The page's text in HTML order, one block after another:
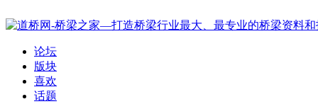
论坛
版块
喜欢
话题